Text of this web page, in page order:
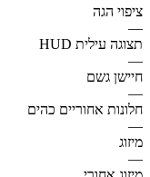
ציפוי הגה
—
תצוגה עילית HUD
—
חיישן גשם
—
חלונות אחוריים כהים
—
מיזוג
—